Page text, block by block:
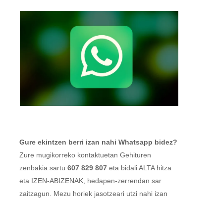
Gure ekintzen berri izan nahi Whatsapp bidez?
Zure mugikorreko kontaktuetan Gehituren
zenbakia sartu607 829 807 eta bidali ALTA hitza
eta IZEN-ABIZENAK, hedapen-zerrendan sar
zaitzagun. Mezu horiek jasotzeari utzi nahi izan